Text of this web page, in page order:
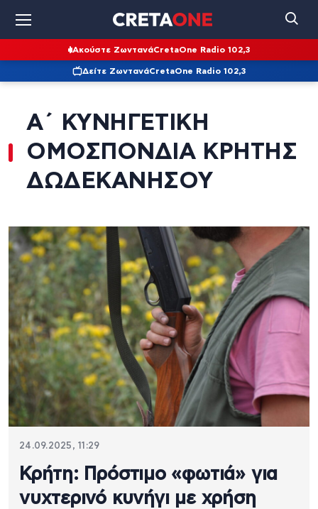
Ακούστε ΖωντανάCretaOne Radio 102,3
Δείτε ΖωντανάCretaOne Radio 102,3
Α΄ ΚΥΝΗΓΕΤΙΚΗ
ΟΜΟΣΠΟΝΔΙΑ ΚΡΗΤΗΣ
ΔΩΔΕΚΑΝΗΣΟΥ
24.09.2025, 11:29
Κρήτη: Πρόστιμο «φωτιά» για
νυχτερινό κυνήγι με χρήση